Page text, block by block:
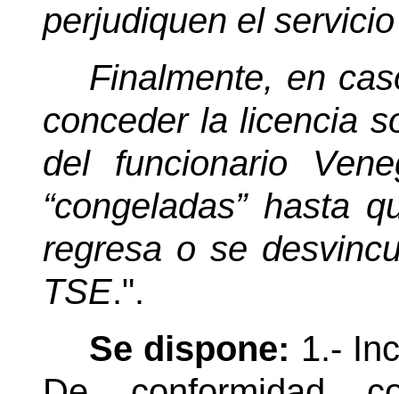
perjudiquen el
Finalmente, en
conceder la licencia
del funcionario
“congeladas” hasta
regresa o se
TSE.".
Se dispone: 1.-